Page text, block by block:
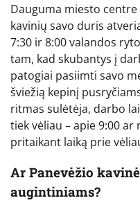
Dauguma miesto
kavinių savo duris
7:30 ir 8:00 valandos
tam, kad skubantys į
patogiai pasiimti savo
šviežią kepinį
ritmas sulėtėja, darbo
tiek vėliau – apie 9:00 ar
pritaikant laiką prie
Ar Panevėžio
augintiniams?